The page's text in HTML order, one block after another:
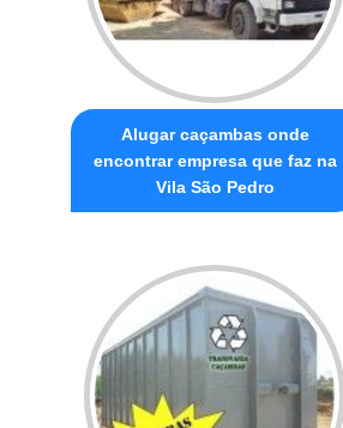
Alugar caçambas onde
encontrar empresa que faz na
Vila São Pedro